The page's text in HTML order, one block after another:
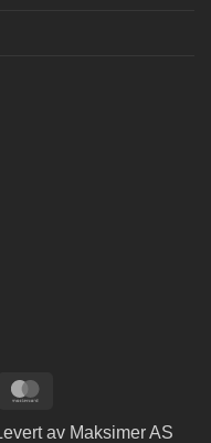
av Maksimer AS